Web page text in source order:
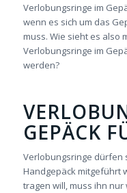
Verlobungsringe im
wenn es sich um das
muss. Wie sieht es also
Verlobungsringe im
werden?
GEPÄCK
Verlobungsringe dürfen
Handgepäck mitgeführt
tragen will, muss ihn